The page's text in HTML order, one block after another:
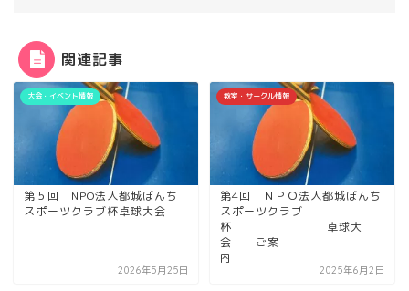
関連記事
大会・イベント情報
第５回 NPO法人都城ぼんち
スポーツクラブ杯卓球大会
2026年5月25日
教室・サークル情報
第4回 ＮＰＯ法人都城ぼんち
スポーツクラブ
杯 卓球大
会 ご案
内
2025年6月2日